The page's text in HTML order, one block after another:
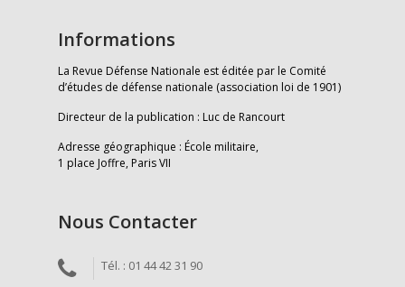
Informations
La Revue Défense Nationale est éditée par le Comité
d’études de défense nationale (association loi de 1901)
Directeur de la publication : Luc de Rancourt
Adresse géographique : École militaire,
1 place Joffre, Paris VII
Nous Contacter
Tél. : 01 44 42 31 90